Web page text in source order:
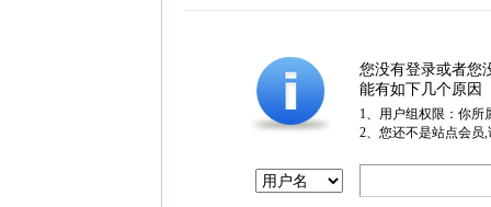
您没有登录或者您
能有如下几个原因
1、用户组权限：你所
2、您还不是站点会员